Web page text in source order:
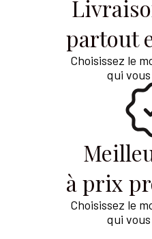
partout
Choisissez le
qui
à prix
Choisissez le
qui